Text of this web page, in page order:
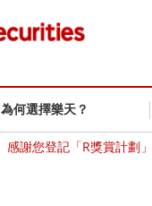
為何選擇樂天？
感謝您登記「R獎賞計劃」